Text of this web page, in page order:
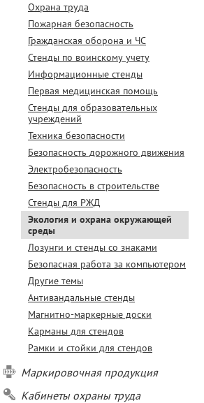
Охрана труда
Пожарная безопасность
Гражданская оборона и ЧС
Стенды по воинскому учету
Информационные стенды
Первая медицинская помощь
Стенды для образовательных
учреждений
Техника безопасности
Безопасность дорожного движения
Электробезопасность
Безопасность в строительстве
Стенды для РЖД
Экология и охрана окружающей
среды
Лозунги и стенды со знаками
Безопасная работа за компьютером
Другие темы
Антивандальные стенды
Магнитно-маркерные доски
Карманы для стендов
Рамки и стойки для стендов
Маркировочная продукция
Кабинеты охраны труда